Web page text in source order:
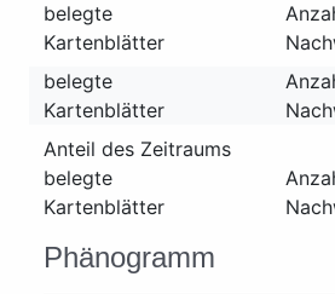
belegte
Kartenblätter
belegte
Kartenblätter
Anteil des Zeitraums
belegte
Kartenblätter
Phänogramm